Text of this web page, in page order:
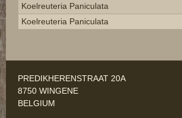
Koelreuteria Paniculata
Koelreuteria Paniculata
PREDIKHERENSTRAAT 20A
8750 WINGENE
BELGIUM